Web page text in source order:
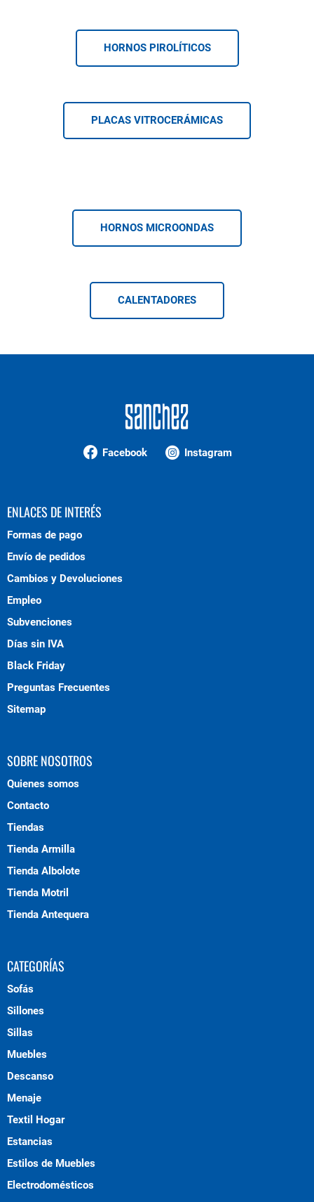
HORNOS PIROLÍTICOS
PLACAS VITROCERÁMICAS
HORNOS MICROONDAS
CALENTADORES
Facebook Instagram
ENLACES DE INTERÉS
Formas de pago
Envío de pedidos
Cambios y Devoluciones
Empleo
Subvenciones
Días sin IVA
Black Friday
Preguntas Frecuentes
Sitemap
SOBRE NOSOTROS
Quienes somos
Contacto
Tiendas
Tienda Armilla
Tienda Albolote
Tienda Motril
Tienda Antequera
CATEGORÍAS
Sofás
Sillones
Sillas
Muebles
Descanso
Menaje
Textil Hogar
Estancias
Estilos de Muebles
Electrodomésticos